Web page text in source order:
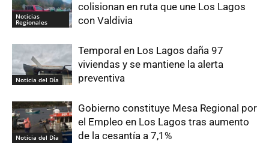
Noticias
Regionales
colisionan en ruta que une Los Lagos
con Valdivia
Noticia del Día
Temporal en Los Lagos daña 97
viviendas y se mantiene la alerta
preventiva
Noticia del Día
Gobierno constituye Mesa Regional por
el Empleo en Los Lagos tras aumento
de la cesantía a 7,1%